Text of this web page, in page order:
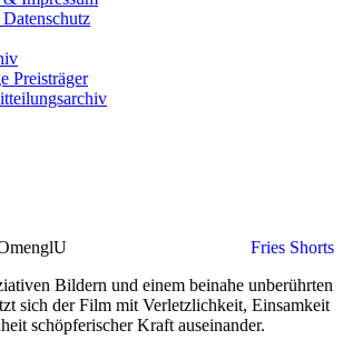
Preisträger
Fries Shorts
Bildern und einem beinahe unberührten
sich der Film mit Verletzlichkeit, Einsamkeit
schöpferischer Kraft auseinander.